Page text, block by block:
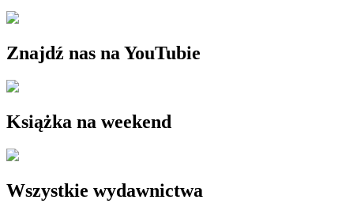
Znajdź nas na YouTubie
Książka na weekend
Wszystkie wydawnictwa